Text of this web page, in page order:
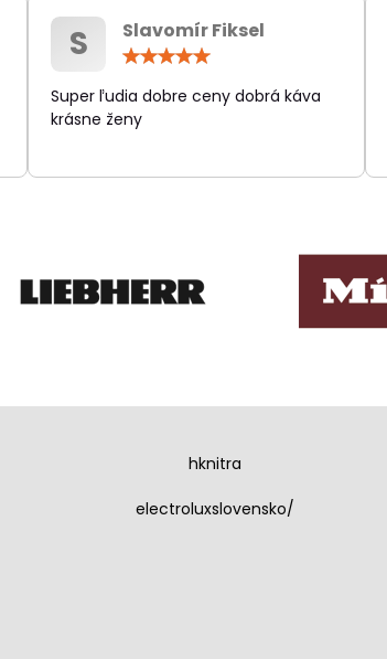
S
Slavomír Fiksel
/
5
Super ľudia dobre ceny dobrá káva
krásne ženy
hknitra
electroluxslovensko/